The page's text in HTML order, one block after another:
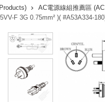
AC電源線組推薦區
F 3G 0.75mm² )( #A53A334-